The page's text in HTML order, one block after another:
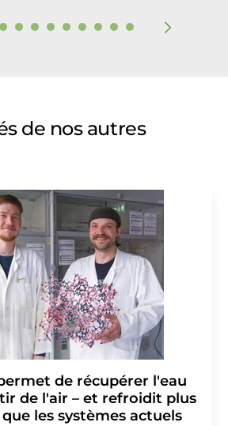
de nos autres
de récupérer l'eau
de l'air – et refroidit plus
les systèmes actuels